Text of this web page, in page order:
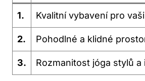
1. Kvalitní vybavení pro
2. Pohodlné a klidné
3. Rozmanitost jóga stylů